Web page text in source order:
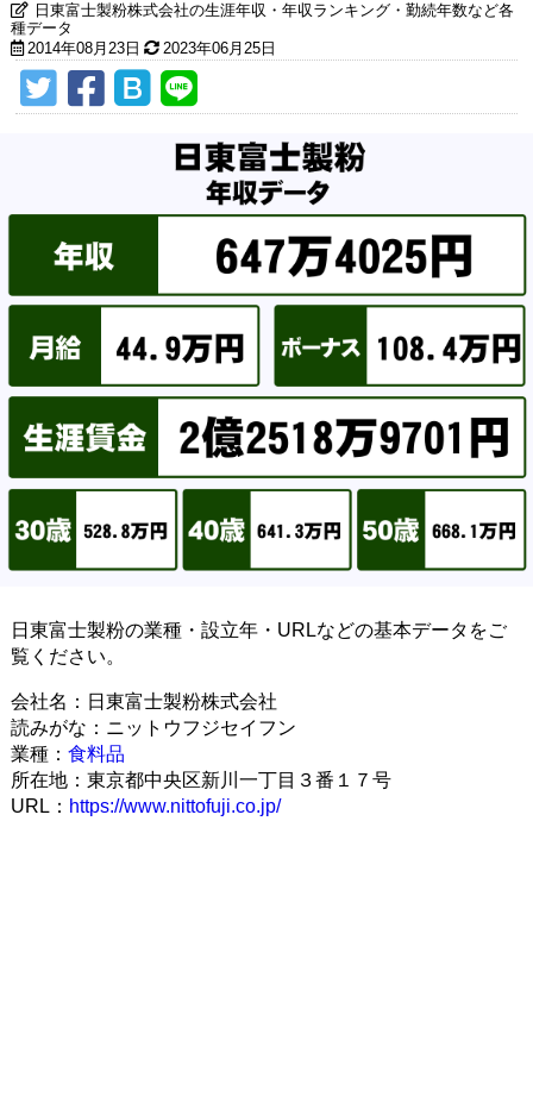
日東富士製粉株式会社の生涯年収・年収ランキング・勤続年数など各
種データ
2014年08月23日
2023年06月25日
日東富士製粉の業種・設立年・URLなどの基本データをご
覧ください。
会社名：日東富士製粉株式会社
読みがな：ニットウフジセイフン
業種： 食料品
所在地：東京都中央区新川一丁目３番１７号
URL： https://www.nittofuji.co.jp/